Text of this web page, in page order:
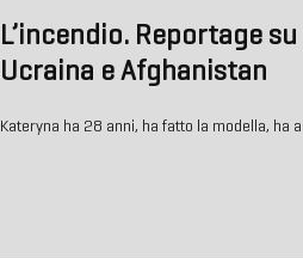
L’incendio. Reportage
Ucraina e Afghanistan
Kateryna ha 28 anni, ha fatto la modella, ha